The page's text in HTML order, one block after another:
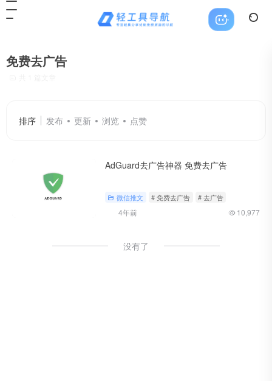
免费去广告
排序 发布 更新 浏览 点赞
AdGuard去广告神器 免费去广告
微信推文 # 免费去广告 # 去广告
4年前 10,977
没有了